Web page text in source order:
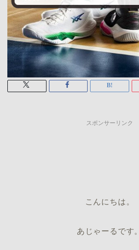
スポンサーリンク
こんにちは。
あじゃーるです。